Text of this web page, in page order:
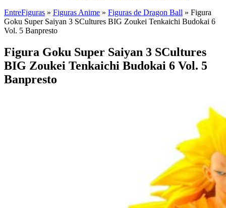
EntreFiguras » Figuras Anime » Figuras de Dragon Ball » Figura
Goku Super Saiyan 3 SCultures BIG Zoukei Tenkaichi Budokai 6
Vol. 5 Banpresto
Figura Goku Super Saiyan 3 SCultures
BIG Zoukei Tenkaichi Budokai 6 Vol. 5
Banpresto